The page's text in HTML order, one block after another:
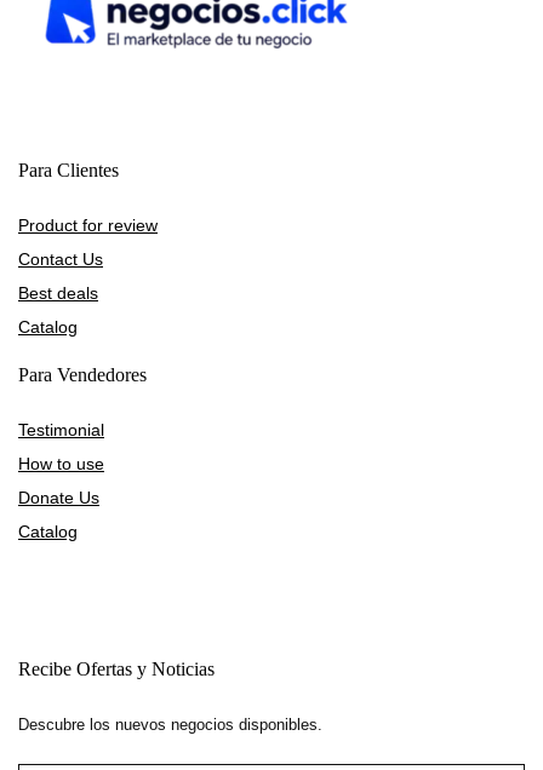
Para Clientes
Product for review
Contact Us
Best deals
Catalog
Para Vendedores
Testimonial
How to use
Donate Us
Catalog
Recibe Ofertas y Noticias
Descubre los nuevos negocios disponibles.